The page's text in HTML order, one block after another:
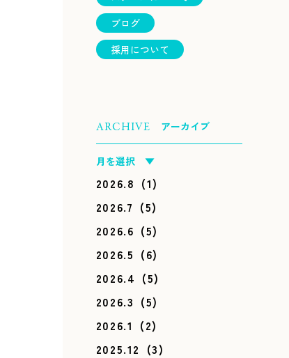
ブログ
採用について
ARCHIVE アーカイブ
月を選択 ▼
2026.8 (1)
2026.7 (5)
2026.6 (5)
2026.5 (6)
2026.4 (5)
2026.3 (5)
2026.1 (2)
2025.12 (3)